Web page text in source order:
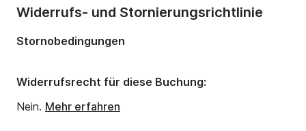
Widerrufs- und Stornierungsrichtlinie
Stornobedingungen
Widerrufsrecht für diese Buchung:
Nein. Mehr erfahren